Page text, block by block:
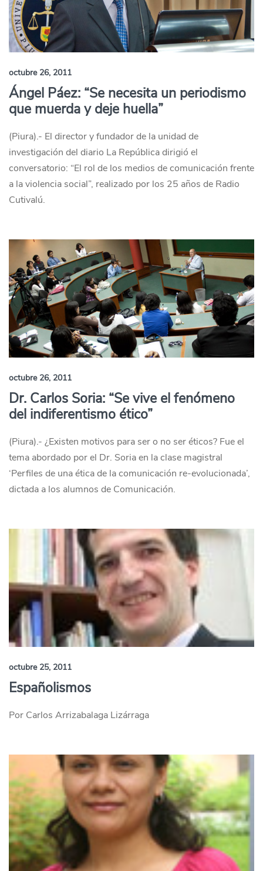
octubre 26, 2011
Ángel Páez: “Se necesita un periodismo
que muerda y deje huella”
(Piura).- El director y fundador de la unidad de
investigación del diario La República dirigió el
conversatorio: “El rol de los medios de comunicación frente
a la violencia social”, realizado por los 25 años de Radio
Cutivalú.
octubre 26, 2011
Dr. Carlos Soria: “Se vive el fenómeno
del indiferentismo ético”
(Piura).- ¿Existen motivos para ser o no ser éticos? Fue el
tema abordado por el Dr. Soria en la clase magistral
‘Perfiles de una ética de la comunicación re-evolucionada’,
dictada a los alumnos de Comunicación.
octubre 25, 2011
Españolismos
Por Carlos Arrizabalaga Lizárraga